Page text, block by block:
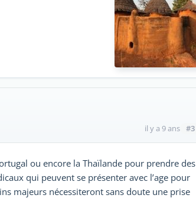
il y a 9 ans #3
ou encore la Thaïlande pour prendre des
qui peuvent se présenter avec l’age pour
majeurs nécessiteront sans doute une prise